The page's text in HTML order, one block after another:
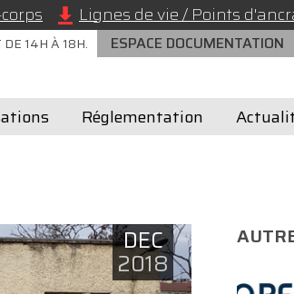
Lignes de vie / Points
14H À 18H. ESPACE DOCUMENTATION
Réglementation
DEC
2018